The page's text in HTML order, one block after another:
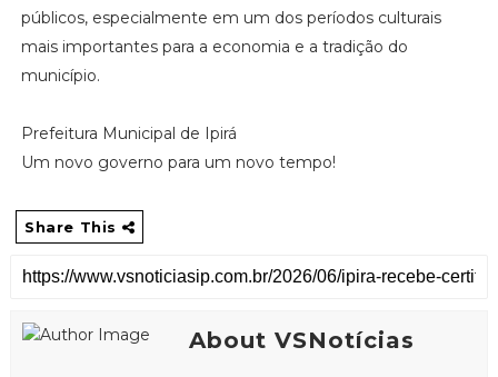
públicos, especialmente em um dos períodos culturais
mais importantes para a economia e a tradição do
município.
Prefeitura Municipal de Ipirá
Um novo governo para um novo tempo!
Share This
About VSNotícias